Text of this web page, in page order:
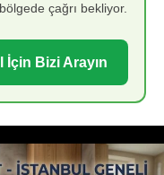
çağrı bekliyor.
İçin Bizi Arayın